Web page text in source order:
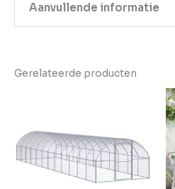
Aanvullende informatie
EAN
12.05
Aantal
pakketten in
levering
Gerelateerde producten